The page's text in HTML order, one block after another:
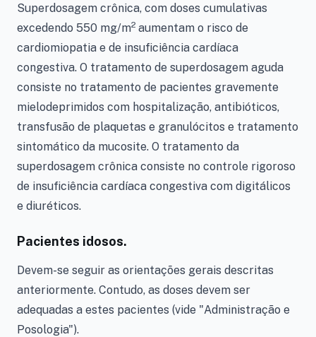
Superdosagem crônica, com doses cumulativas
excedendo 550 mg/m2 aumentam o risco de
cardiomiopatia e de insuficiência cardíaca
congestiva. O tratamento de superdosagem aguda
consiste no tratamento de pacientes gravemente
mielodeprimidos com hospitalização, antibióticos,
transfusão de plaquetas e granulócitos e tratamento
sintomático da mucosite. O tratamento da
superdosagem crônica consiste no controle rigoroso
de insuficiência cardíaca congestiva com digitálicos
e diuréticos.
Pacientes idosos.
Devem-se seguir as orientações gerais descritas
anteriormente. Contudo, as doses devem ser
adequadas a estes pacientes (vide "Administração e
Posologia").